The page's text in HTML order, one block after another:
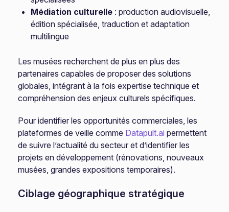
Médiation culturelle : production audiovisuelle,
édition spécialisée, traduction et adaptation
multilingue
Les musées recherchent de plus en plus des
partenaires capables de proposer des solutions
globales, intégrant à la fois expertise technique et
compréhension des enjeux culturels spécifiques.
Pour identifier les opportunités commerciales, les
plateformes de veille comme Datapult.ai permettent
de suivre l’actualité du secteur et d’identifier les
projets en développement (rénovations, nouveaux
musées, grandes expositions temporaires).
Ciblage géographique stratégique